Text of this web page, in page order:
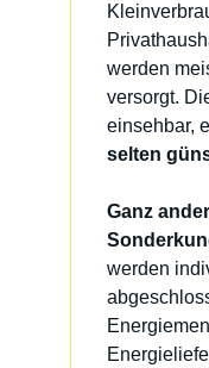
werden
versorgt.
einsehbar,
selten
Ganz
werden